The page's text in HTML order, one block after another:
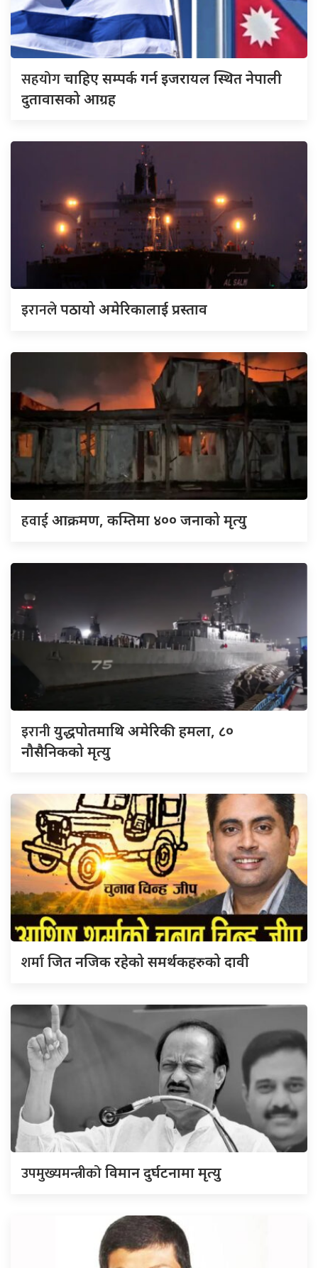
सहयोगचाहिए सम्पर्क गर्न इजरायल स्थित नेपाली
दुतावासको आग्रह
इरानलेपठायो अमेरिकालाई प्रस्ताव
हवाईआक्रमण, कम्तिमा ४०० जनाको मृत्यु
इरानीयुद्धपोतमाथि अमेरिकी हमला, ८०
नौसैनिकको मृत्यु
शर्माजित नजिक रहेको समर्थकहरुको दावी
उपमुख्यमन्त्रीकोविमान दुर्घटनामा मृत्यु